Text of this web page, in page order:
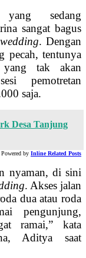
sedang
sangat bagus
. Dengan
pecah, tentunya
yang tak akan
pemotretan
saja.
Desa Tanjung
Powered by Inline Related Posts
nyaman, di sini
. Akses jalan
dua atau roda
pengunjung,
ramai,” kata
Aditya saat